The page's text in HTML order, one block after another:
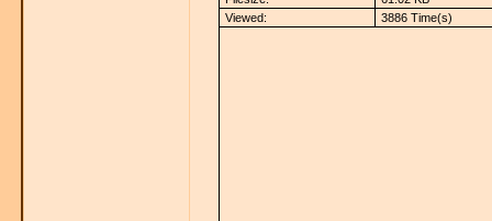
Viewed:
3886 Time(s)